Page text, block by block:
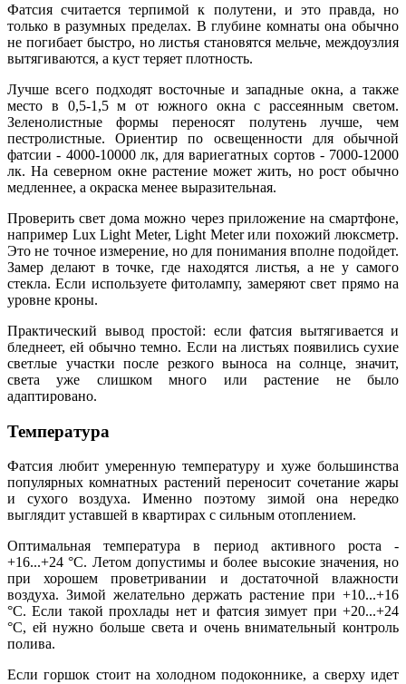
Фатсия считается терпимой к полутени, и это правда, но
только в разумных пределах. В глубине комнаты она обычно
не погибает быстро, но листья становятся мельче, междоузлия
вытягиваются, а куст теряет плотность.
Лучше всего подходят восточные и западные окна, а также
место в 0,5-1,5 м от южного окна с рассеянным светом.
Зеленолистные формы переносят полутень лучше, чем
пестролистные. Ориентир по освещенности для обычной
фатсии - 4000-10000 лк, для вариегатных сортов - 7000-12000
лк. На северном окне растение может жить, но рост обычно
медленнее, а окраска менее выразительная.
Проверить свет дома можно через приложение на смартфоне,
например Lux Light Meter, Light Meter или похожий люксметр.
Это не точное измерение, но для понимания вполне подойдет.
Замер делают в точке, где находятся листья, а не у самого
стекла. Если используете фитолампу, замеряют свет прямо на
уровне кроны.
Практический вывод простой: если фатсия вытягивается и
бледнеет, ей обычно темно. Если на листьях появились сухие
светлые участки после резкого выноса на солнце, значит,
света уже слишком много или растение не было
адаптировано.
Температура
Фатсия любит умеренную температуру и хуже большинства
популярных комнатных растений переносит сочетание жары
и сухого воздуха. Именно поэтому зимой она нередко
выглядит уставшей в квартирах с сильным отоплением.
Оптимальная температура в период активного роста -
+16...+24 °C. Летом допустимы и более высокие значения, но
при хорошем проветривании и достаточной влажности
воздуха. Зимой желательно держать растение при +10...+16
°C. Если такой прохлады нет и фатсия зимует при +20...+24
°C, ей нужно больше света и очень внимательный контроль
полива.
Если горшок стоит на холодном подоконнике, а сверху идет